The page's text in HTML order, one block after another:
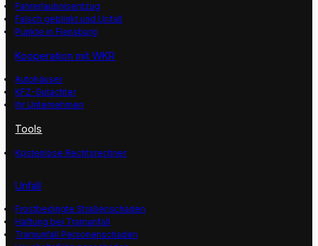
Fahrerlaubnisentzug
Falsch geblinkt und Unfall
Punkte in Flensburg
Kooperation mit WKR
Autohäuser
KFZ-Gutachter
Ihr Unternehmen
Tools
Kpstenlose Rechtsrechner
Unfall
Frostbedingte Straßenschäden
Haftung bei Tramunfall
Tramunfall Personenschaden